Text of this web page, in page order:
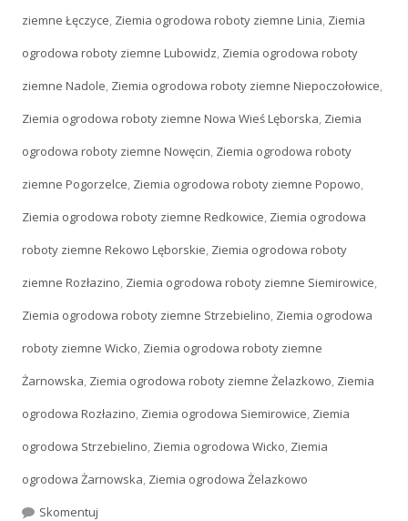
ziemne Łęczyce, Ziemia ogrodowa roboty ziemne Linia, Ziemia
ogrodowa roboty ziemne Lubowidz, Ziemia ogrodowa roboty
ziemne Nadole, Ziemia ogrodowa roboty ziemne Niepoczołowice,
Ziemia ogrodowa roboty ziemne Nowa Wieś Lęborska, Ziemia
ogrodowa roboty ziemne Nowęcin, Ziemia ogrodowa roboty
ziemne Pogorzelce, Ziemia ogrodowa roboty ziemne Popowo,
Ziemia ogrodowa roboty ziemne Redkowice, Ziemia ogrodowa
roboty ziemne Rekowo Lęborskie, Ziemia ogrodowa roboty
ziemne Rozłazino, Ziemia ogrodowa roboty ziemne Siemirowice,
Ziemia ogrodowa roboty ziemne Strzebielino, Ziemia ogrodowa
roboty ziemne Wicko, Ziemia ogrodowa roboty ziemne
Żarnowska, Ziemia ogrodowa roboty ziemne Żelazkowo, Ziemia
ogrodowa Rozłazino, Ziemia ogrodowa Siemirowice, Ziemia
ogrodowa Strzebielino, Ziemia ogrodowa Wicko, Ziemia
ogrodowa Żarnowska, Ziemia ogrodowa Żelazkowo
Skomentuj